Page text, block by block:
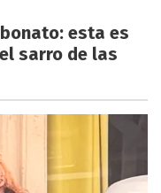
esta es
sarro de las